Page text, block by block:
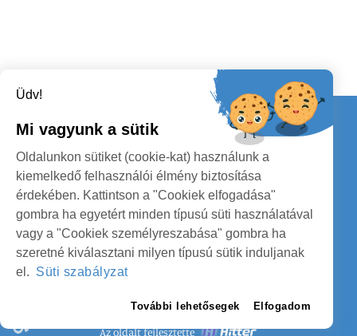
SZEMÉLYES ADATOK VÉDELME
Az oldalt fejlesztette
SZATMÁR MEGYE MEGYEI TANÁCS
Kapcsolat
KÖVESSENEK
Üdv!
Mi vagyunk a sütik
Oldalunkon sütiket (cookie-kat) használunk a
kiemelkedő felhasználói élmény biztosítása
érdekében. Kattintson a "Cookiek elfogadása"
gombra ha egyetért minden típusú süti használatával
vagy a "Cookiek személyreszabása" gombra ha
szeretné kiválasztani milyen típusú sütik induljanak
el. Süti szabályzat
További lehetősegek Elfogadom